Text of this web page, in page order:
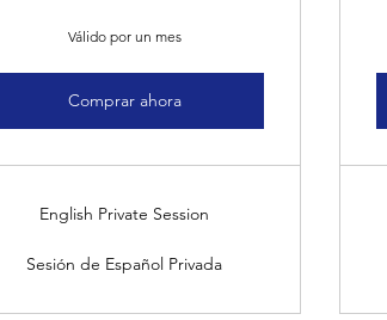
Válido por un mes
Comprar ahora
English Private Session
Sesión de Español Privada